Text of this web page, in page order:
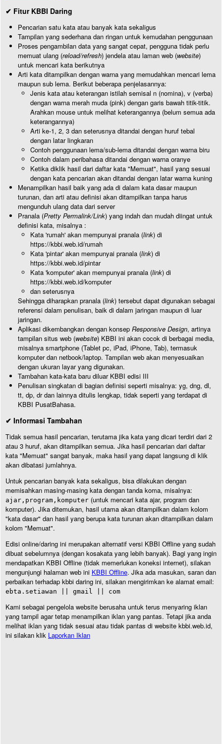
✔ Fitur KBBI Daring
Pencarian satu kata atau banyak kata sekaligus
Tampilan yang sederhana dan ringan untuk kemudahan penggunaan
Proses pengambilan data yang sangat cepat, pengguna tidak perlu
memuat ulang (reload/refresh) jendela atau laman web (website)
untuk mencari kata berikutnya
Arti kata ditampilkan dengan warna yang memudahkan mencari lema
maupun sub lema. Berikut beberapa penjelasannya:
Jenis kata atau keterangan istilah semisal n (nomina), v (verba)
dengan warna merah muda (pink) dengan garis bawah titik-titik.
Arahkan mouse untuk melihat keterangannya (belum semua ada
keterangannya)
Arti ke-1, 2, 3 dan seterusnya ditandai dengan huruf tebal
dengan latar lingkaran
Contoh penggunaan lema/sub-lema ditandai dengan warna biru
Contoh dalam peribahasa ditandai dengan warna oranye
Ketika diklik hasil dari daftar kata "Memuat", hasil yang sesuai
dengan kata pencarian akan ditandai dengan latar warna kuning
Menampilkan hasil baik yang ada di dalam kata dasar maupun
turunan, dan arti atau definisi akan ditampilkan tanpa harus
mengunduh ulang data dari server
Pranala (Pretty Permalink/Link) yang indah dan mudah diingat untuk
definisi kata, misalnya :
Kata 'rumah' akan mempunyai pranala (link) di
https://kbbi.web.id/rumah
Kata 'pintar' akan mempunyai pranala (link) di
https://kbbi.web.id/pintar
Kata 'komputer' akan mempunyai pranala (link) di
https://kbbi.web.id/komputer
dan seterusnya
Sehingga diharapkan pranala (link) tersebut dapat digunakan sebagai
referensi dalam penulisan, baik di dalam jaringan maupun di luar
jaringan.
Aplikasi dikembangkan dengan konsep Responsive Design, artinya
tampilan situs web (website) KBBI ini akan cocok di berbagai media,
misalnya smartphone (Tablet pc, iPad, iPhone, Tab), termasuk
komputer dan netbook/laptop. Tampilan web akan menyesuaikan
dengan ukuran layar yang digunakan.
Tambahan kata-kata baru diluar KBBI edisi III
Penulisan singkatan di bagian definisi seperti misalnya: yg, dng, dl,
tt, dp, dr dan lainnya ditulis lengkap, tidak seperti yang terdapat di
KBBI PusatBahasa.
✔ Informasi Tambahan
Tidak semua hasil pencarian, terutama jika kata yang dicari terdiri dari 2
atau 3 huruf, akan ditampilkan semua. Jika hasil pencarian dari daftar
kata "Memuat" sangat banyak, maka hasil yang dapat langsung di klik
akan dibatasi jumlahnya.
Untuk pencarian banyak kata sekaligus, bisa dilakukan dengan
memisahkan masing-masing kata dengan tanda koma, misalnya:
ajar,program,komputer (untuk mencari kata ajar, program dan
komputer). Jika ditemukan, hasil utama akan ditampilkan dalam kolom
"kata dasar" dan hasil yang berupa kata turunan akan ditampilkan dalam
kolom "Memuat".
Edisi online/daring ini merupakan alternatif versi KBBI Offline yang sudah
dibuat sebelumnya (dengan kosakata yang lebih banyak). Bagi yang ingin
mendapatkan KBBI Offline (tidak memerlukan koneksi internet), silakan
mengunjungi halaman web ini KBBI Offline. Jika ada masukan, saran dan
perbaikan terhadap kbbi daring ini, silakan mengirimkan ke alamat email:
ebta.setiawan || gmail || com
Kami sebagai pengelola website berusaha untuk terus menyaring iklan
yang tampil agar tetap menampilkan iklan yang pantas. Tetapi jika anda
melihat iklan yang tidak sesuai atau tidak pantas di website kbbi.web.id,
ini silakan klik Laporkan Iklan